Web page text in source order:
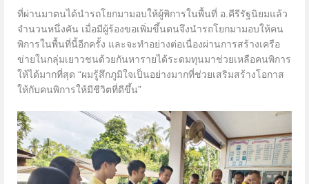
ที่ผ่านมาตนได้นำรถโยกมามอบให้ผู้พิการในพื้นที่ อ.คีรีรัฐนิยมแล้ว
จำนวนหนึ่งคัน เมื่อมีผู้ร้องขอเพิ่มขึ้นตนจึงนำรถโยกมามอบให้คน
พิการในพื้นที่นี้อีกครั้ง และจะทำอย่างต่อเนื่องผ่านการสร้างเครือ
ข่ายในกลุ่มเยาวชนด้วยกันหารายได้ระดมทุนมาช่วยเหลือคนพิการ
ให้ได้มากที่สุด “ผมรู้สึกภูมิใจเป็นอย่างมากที่ช่วยเสริมสร้างโอกาส
ให้กับคนพิการให้มีชีวิตที่ดีขึ้น”